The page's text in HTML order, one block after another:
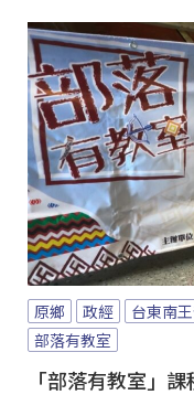
原鄉 政經 台東南
部落有教室
「部落有教室」